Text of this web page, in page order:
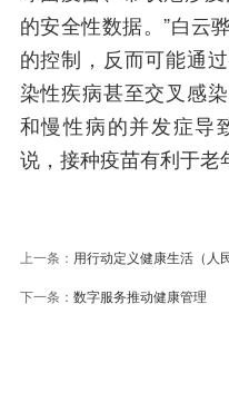
的安全性数据。”白云
的控制，反而可能通
染性疾病甚至交叉感
和慢性病的并发症导
说，接种疫苗有利于
上一条： 用行动定义健康生活（人
下一条： 数字服务推动健康管理